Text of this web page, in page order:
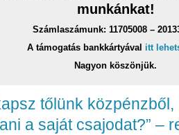
munkánkat!
Számlaszámunk: 11705008 –
A támogatás bankkártyával itt
Nagyon köszönjük.
tőlünk
a saját csajodat?” –